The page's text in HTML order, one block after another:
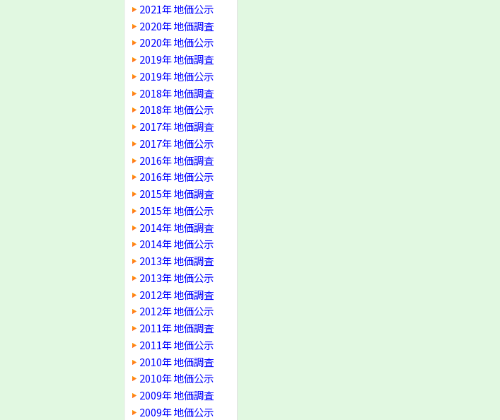
2021年 地価公示
2020年 地価調査
2020年 地価公示
2019年 地価調査
2019年 地価公示
2018年 地価調査
2018年 地価公示
2017年 地価調査
2017年 地価公示
2016年 地価調査
2016年 地価公示
2015年 地価調査
2015年 地価公示
2014年 地価調査
2014年 地価公示
2013年 地価調査
2013年 地価公示
2012年 地価調査
2012年 地価公示
2011年 地価調査
2011年 地価公示
2010年 地価調査
2010年 地価公示
2009年 地価調査
2009年 地価公示